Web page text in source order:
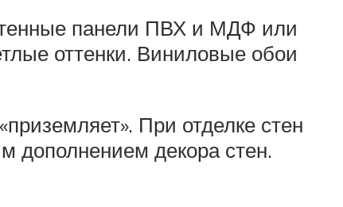
панели ПВХ и МДФ или
оттенки. Виниловые обои
При отделке стен
дополнением декора стен.